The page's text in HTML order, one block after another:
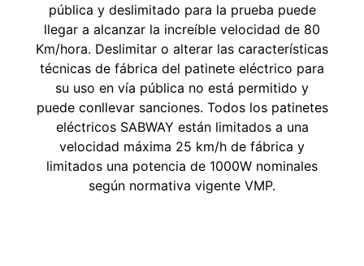
pública y deslimitado para la prueba puede
llegar a alcanzar la increíble velocidad de 80
Km/hora. Deslimitar o alterar las características
técnicas de fábrica del patinete eléctrico para
su uso en vía pública no está permitido y
puede conllevar sanciones. Todos los patinetes
eléctricos SABWAY están limitados a una
velocidad máxima 25 km/h de fábrica y
limitados una potencia de 1000W nominales
según normativa vigente VMP.